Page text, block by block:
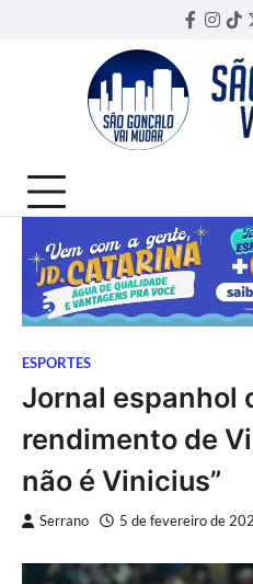
ESPORTES
Jornal espanhol
rendimento de
não é Vinicius”
Serrano 5 de fevereiro de